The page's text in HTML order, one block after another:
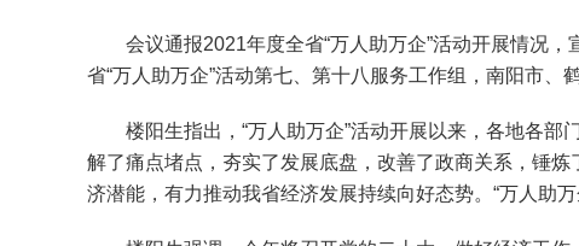
会议通报2021年度全省“万人助万企”活动开展情况，
省“万人助万企”活动第七、第十八服务工作组，南阳市、
楼阳生指出，“万人助万企”活动开展以来，各地各部
解了痛点堵点，夯实了发展底盘，改善了政商关系，锤
济潜能，有力推动我省经济发展持续向好态势。“万人助